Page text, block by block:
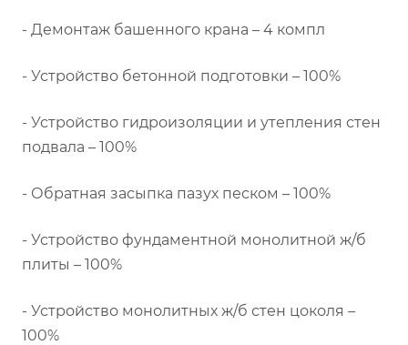
- Демонтаж башенного крана – 4 компл
- Устройство бетонной подготовки – 100%
- Устройство гидроизоляции и утепления стен
подвала – 100%
- Обратная засыпка пазух песком – 100%
- Устройство фундаментной монолитной ж/б
плиты – 100%
- Устройство монолитных ж/б стен цоколя –
100%